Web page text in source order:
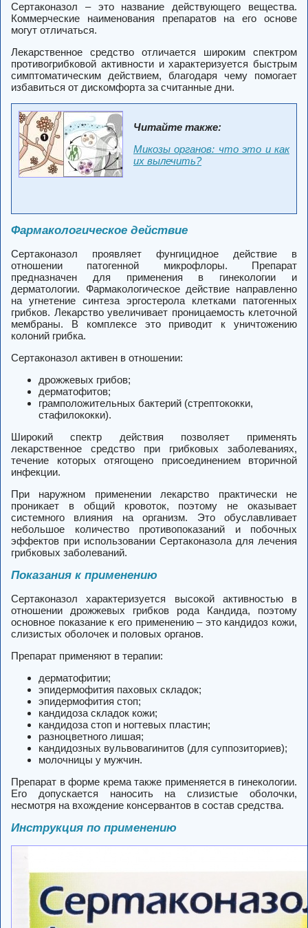
Сертаконазол – это название действующего вещества.
Коммерческие наименования препаратов на его основе
могут отличаться.
Лекарственное средство отличается широким спектром
противогрибковой активности и характеризуется быстрым
симптоматическим действием, благодаря чему помогает
избавиться от дискомфорта за считанные дни.
Читайте также:
Микозы органов: что это и как
их вылечить?
Фармакологическое действие
Сертаконазол проявляет фунгицидное действие в
отношении патогенной микрофлоры. Препарат
предназначен для применения в гинекологии и
дерматологии. Фармакологическое действие направленно
на угнетение синтеза эргостерола клетками патогенных
грибков. Лекарство увеличивает проницаемость клеточной
мембраны. В комплексе это приводит к уничтожению
колоний грибка.
Сертаконазол активен в отношении:
дрожжевых грибов;
дерматофитов;
грамположительных бактерий (стрептококки,
стафилококки).
Широкий спектр действия позволяет применять
лекарственное средство при грибковых заболеваниях,
течение которых отягощено присоединением вторичной
инфекции.
При наружном применении лекарство практически не
проникает в общий кровоток, поэтому не оказывает
системного влияния на организм. Это обуславливает
небольшое количество противопоказаний и побочных
эффектов при использовании Сертаконазола для лечения
грибковых заболеваний.
Показания к применению
Сертаконазол характеризуется высокой активностью в
отношении дрожжевых грибков рода Кандида, поэтому
основное показание к его применению – это кандидоз кожи,
слизистых оболочек и половых органов.
Препарат применяют в терапии:
дерматофитии;
эпидермофития паховых складок;
эпидермофития стоп;
кандидоза складок кожи;
кандидоза стоп и ногтевых пластин;
разноцветного лишая;
кандидозных вульвовагинитов (для суппозиториев);
молочницы у мужчин.
Препарат в форме крема также применяется в гинекологии.
Его допускается наносить на слизистые оболочки,
несмотря на вхождение консервантов в состав средства.
Инструкция по применению